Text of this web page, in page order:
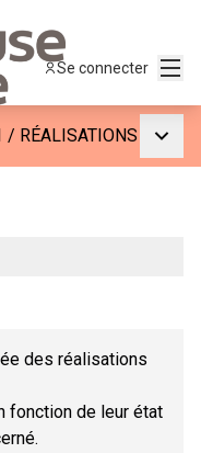
Se connecter
/ RÉALISATIONS
des réalisations
fonction de leur état